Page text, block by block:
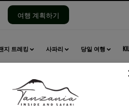
여행 계획하기
지 트레킹 사파리 당일 여행